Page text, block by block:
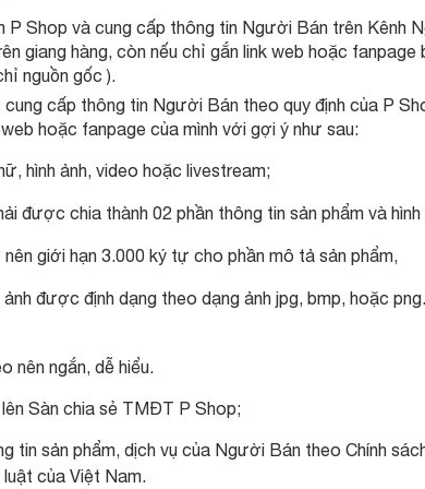
P Shop và cung cấp thông tin Người Bán trên Kênh
giang hàng, còn nếu chỉ gắn link web hoặc fanpage
nguồn gốc ).
cung cấp thông tin Người Bán theo quy định của P
hoặc fanpage của mình với gợi ý như sau:
hình ảnh, video hoặc livestream;
được chia thành 02 phần thông tin sản phẩm và hình
giới hạn 3.000 ký tự cho phần mô tả sản phẩm,
được định dạng theo dạng ảnh jpg, bmp, hoặc
nên ngắn, dễ hiểu.
Sàn chia sẻ TMĐT P Shop;
tin sản phẩm, dịch vụ của Người Bán theo Chính
của Việt Nam.